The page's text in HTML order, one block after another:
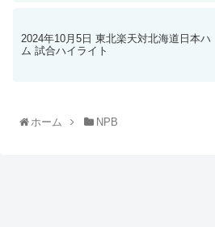
2024年10月5日 東北楽天対北海道日本ハ
ム 試合ハイライト
ホーム NPB